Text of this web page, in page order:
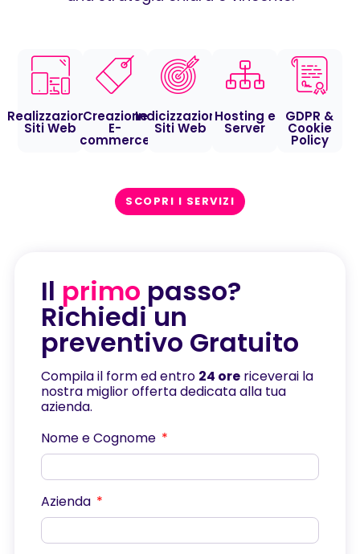
Realizzazione
Siti Web
Creazione
E-
commerce
Indicizzazione
Siti Web
Hosting e
Server
GDPR &
Cookie
Policy
SCOPRI I SERVIZI
Il primo passo?
Richiedi un
preventivo Gratuito
Compila il form ed entro 24 orericeverai la
nostra miglior offerta dedicata alla tua
azienda.
Nome e Cognome
Azienda